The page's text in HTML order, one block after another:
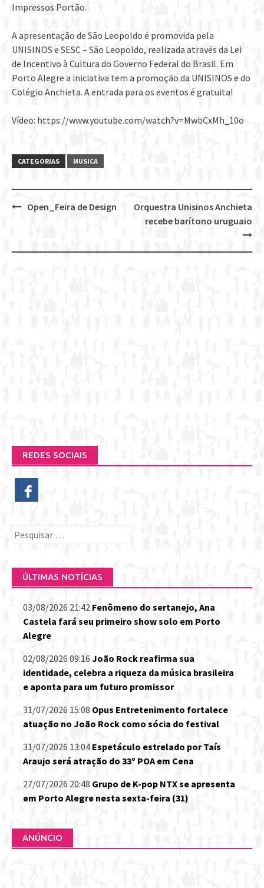
Impressos Portão.
A apresentação de São Leopoldo é promovida pela
UNISINOS e SESC – São Leopoldo, realizada através da Lei
de Incentivo à Cultura do Governo Federal do Brasil. Em
Porto Alegre a iniciativa tem a promoção da UNISINOS e do
Colégio Anchieta. A entrada para os eventos é gratuita!
Vídeo: https://www.youtube.com/watch?v=MwbCxMh_10o
CATEGORIAS MUSICA
Orquestra Unisinos Anchieta
recebe barítono uruguaio
Open_Feira de Design
REDES SOCIAIS
Pesquisar
ÚLTIMAS NOTÍCIAS
03/08/2026 21:42 Fenômeno do sertanejo, Ana
Castela fará seu primeiro show solo em Porto
Alegre
02/08/2026 09:16 João Rock reafirma sua
identidade, celebra a riqueza da música brasileira
e aponta para um futuro promissor
31/07/2026 15:08 Opus Entretenimento fortalece
atuação no João Rock como sócia do festival
31/07/2026 13:04 Espetáculo estrelado por Taís
Araujo será atração do 33º POA em Cena
27/07/2026 20:48 Grupo de K-pop NTX se apresenta
em Porto Alegre nesta sexta-feira (31)
ANÚNCIO